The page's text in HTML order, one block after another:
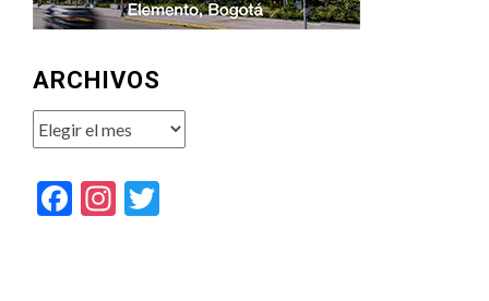
ARCHIVOS
Archivos
Facebook
Instagram